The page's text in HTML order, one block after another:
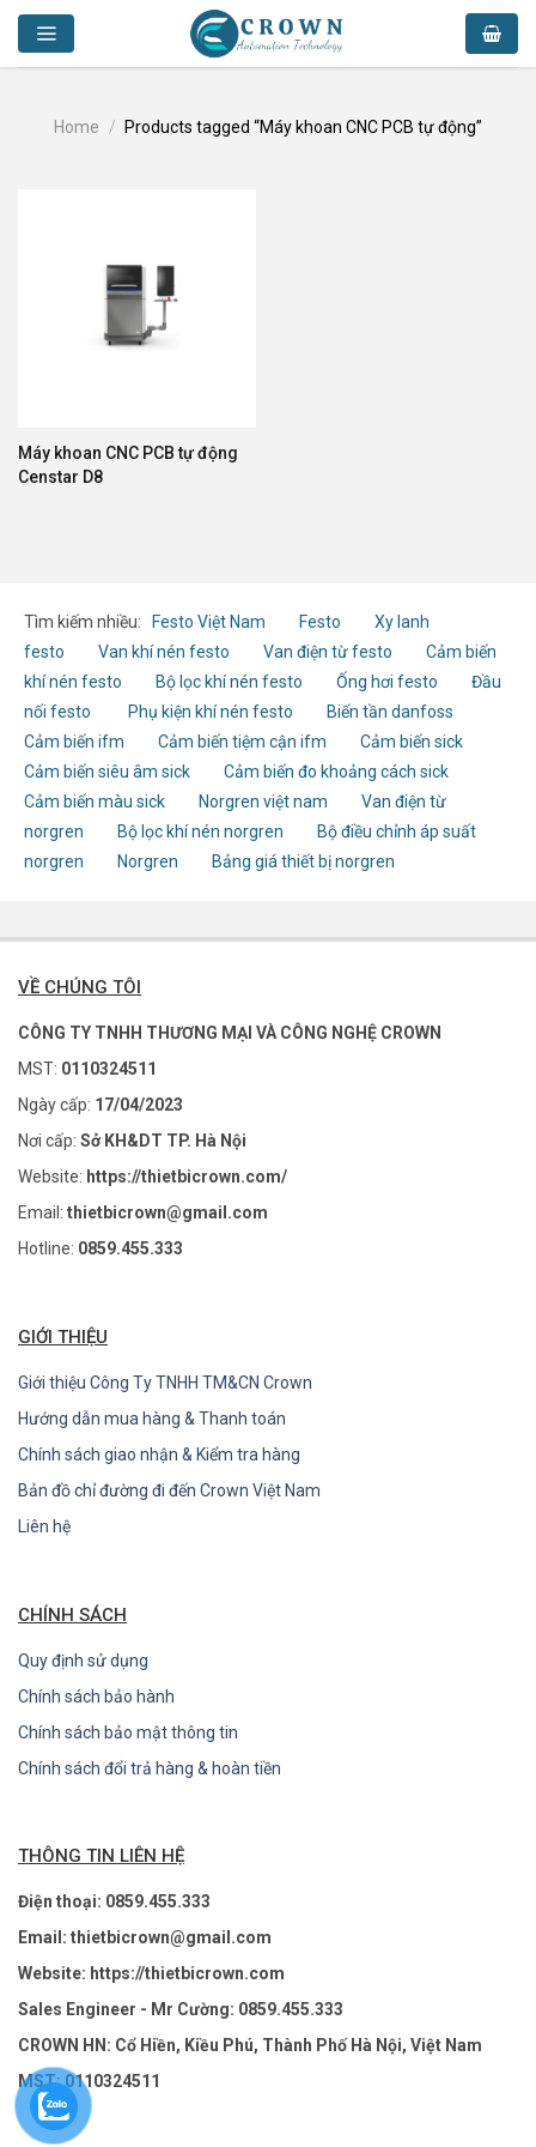
Skip
content
Home / Products tagged “Máy khoan CNC PCB tự động”
Máy khoan CNC PCB tự động
Censtar D8
Tìm kiếm nhiều: Festo Việt Nam Festo
Xy lanh
festo
Van khí nén festo Van điện từ festo
Cảm biến
khí nén festo
Bộ lọc khí nén festo Ống hơi festo
Đầu
nối festo
Phụ kiện khí nén festo
Biến tần danfoss
Cảm biến ifm
Cảm biến tiệm cận ifm
Cảm biến sick
Cảm biến siêu âm sick
Cảm biến đo khoảng cách sick
Cảm biến màu sick
Norgren việt nam
Van điện từ
norgren
Bộ lọc khí nén norgren
Bộ điều chỉnh áp suất
norgren
Norgren Bảng giá thiết bị norgren
VỀ CHÚNG TÔI
CÔNG TY TNHH THƯƠNG MẠI VÀ CÔNG NGHỆ CROWN
MST: 0110324511
Ngày cấp: 17/04/2023
Nơi cấp: Sở KH&DT TP. Hà Nội
Website: https://thietbicrown.com/
Email: thietbicrown@gmail.com
Hotline: 0859.455.333
GIỚI THIỆU
Giới thiệu Công Ty TNHH TM&CN Crown
Hướng dẫn mua hàng & Thanh toán
Chính sách giao nhận & Kiểm tra hàng
Bản đồ chỉ đường đi đến Crown Việt Nam
Liên hệ
CHÍNH SÁCH
Quy định sử dụng
Chính sách bảo hành
Chính sách bảo mật thông tin
Chính sách đổi trả hàng & hoàn tiền
THÔNG TIN LIÊN HỆ
Điện thoại: 0859.455.333
Email: thietbicrown@gmail.com
Website: https://thietbicrown.com
Sales Engineer - Mr Cường: 0859.455.333
CROWN HN: Cổ Hiền, Kiều Phú, Thành Phố Hà Nội, Việt Nam
MST: 0110324511